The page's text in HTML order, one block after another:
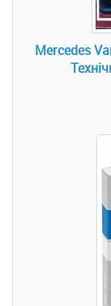
Mercedes